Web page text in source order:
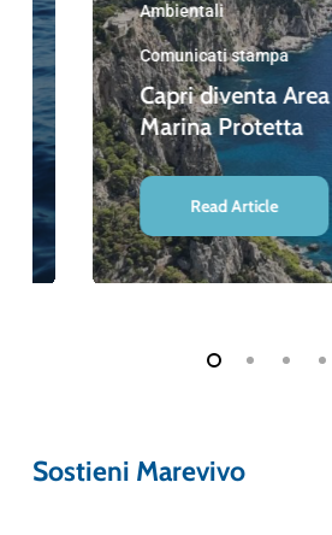
Ambientali
Comunicati stampa
Capri diventa Area
Marina Protetta
Read Article
Sostieni Marevivo